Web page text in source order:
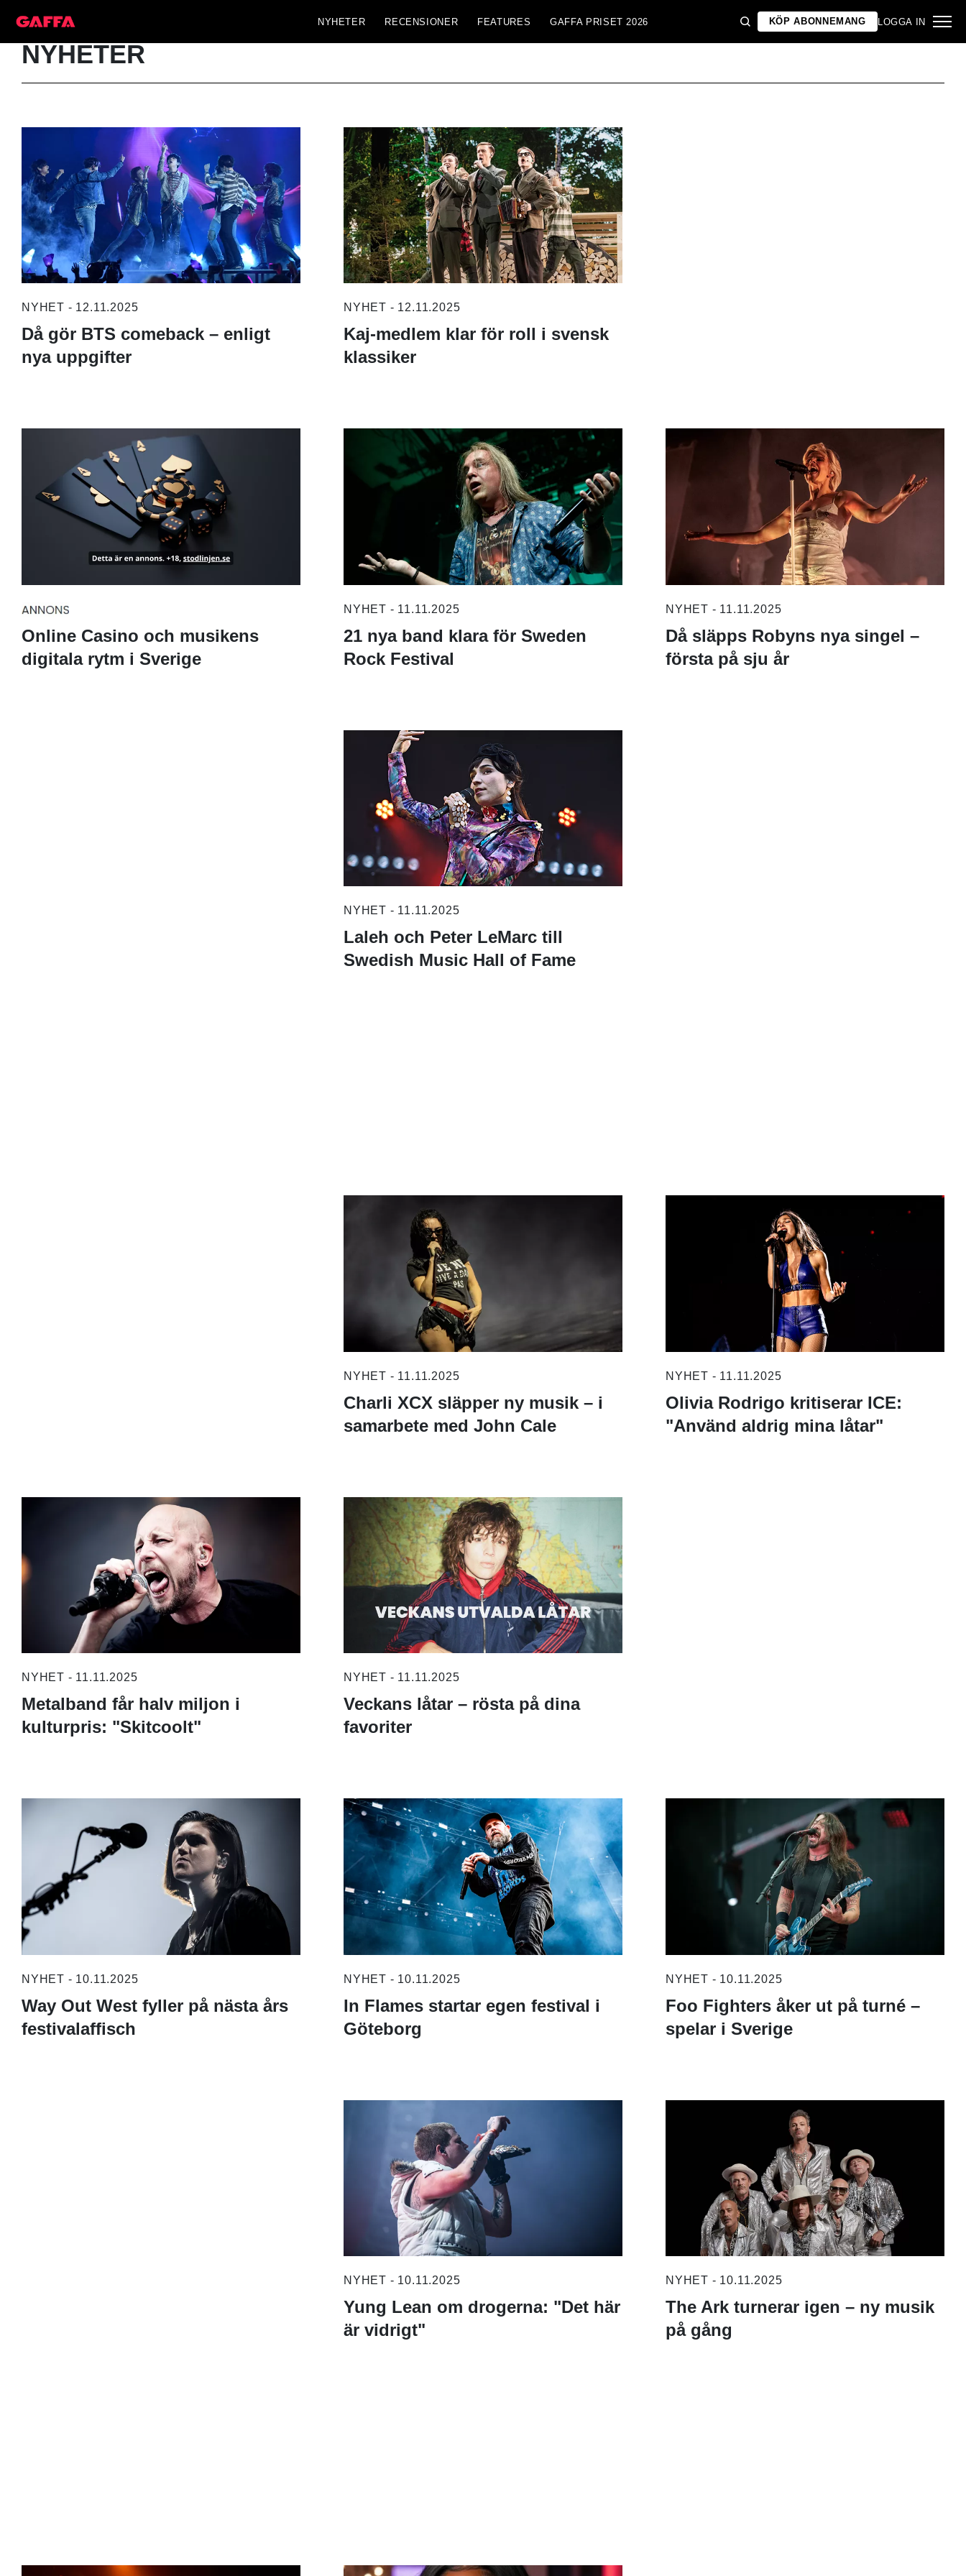
NYHETER RECENSIONER FEATURES GAFFA PRISET 2026 KÖP ABONNEMANG LOGGA IN
NYHETER
NYHET - 12.11.2025
Då gör BTS comeback – enligt
nya uppgifter
NYHET - 12.11.2025
Kaj-medlem klar för roll i svensk
klassiker
Online Casino och musikens
digitala rytm i Sverige
NYHET - 11.11.2025
21 nya band klara för Sweden
Rock Festival
NYHET - 11.11.2025
Då släpps Robyns nya singel –
första på sju år
NYHET - 11.11.2025
Laleh och Peter LeMarc till
Swedish Music Hall of Fame
NYHET - 11.11.2025
Charli XCX släpper ny musik – i
samarbete med John Cale
NYHET - 11.11.2025
Olivia Rodrigo kritiserar ICE:
"Använd aldrig mina låtar"
NYHET - 11.11.2025
Metalband får halv miljon i
kulturpris: "Skitcoolt"
NYHET - 11.11.2025
Veckans låtar – rösta på dina
favoriter
NYHET - 10.11.2025
Way Out West fyller på nästa års
festivalaffisch
NYHET - 10.11.2025
In Flames startar egen festival i
Göteborg
NYHET - 10.11.2025
Foo Fighters åker ut på turné –
spelar i Sverige
NYHET - 10.11.2025
Yung Lean om drogerna: "Det här
är vidrigt"
NYHET - 10.11.2025
The Ark turnerar igen – ny musik
på gång